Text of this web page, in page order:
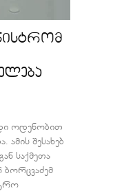
ოდენობით
ამის შესახებ
საქმეთა